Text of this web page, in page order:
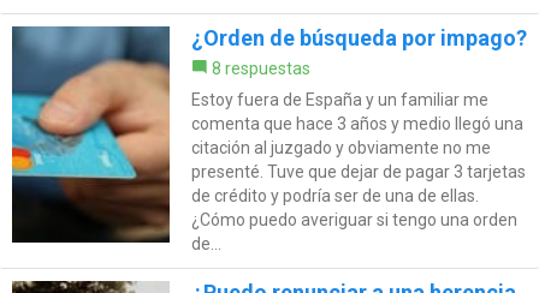
¿Orden de búsqueda por impago?
8 respuestas
Estoy fuera de España y un familiar me
comenta que hace 3 años y medio llegó una
citación al juzgado y obviamente no me
presenté. Tuve que dejar de pagar 3 tarjetas
de crédito y podría ser de una de ellas.
¿Cómo puedo averiguar si tengo una orden
de...